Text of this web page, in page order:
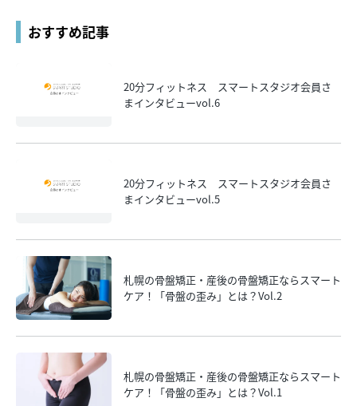
おすすめ記事
20分フィットネス スマートスタジオ会員さ
まインタビューvol.6
20分フィットネス スマートスタジオ会員さ
まインタビューvol.5
札幌の骨盤矯正・産後の骨盤矯正ならスマート
ケア！「骨盤の歪み」とは？Vol.2
札幌の骨盤矯正・産後の骨盤矯正ならスマート
ケア！「骨盤の歪み」とは？Vol.1